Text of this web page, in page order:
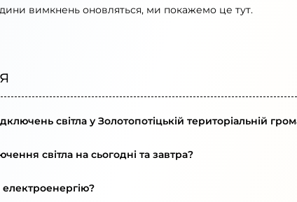
вимкнень оновляться, ми покажемо це тут.
світла у Золотопотіцькій територіальній
світла на сьогодні та завтра?